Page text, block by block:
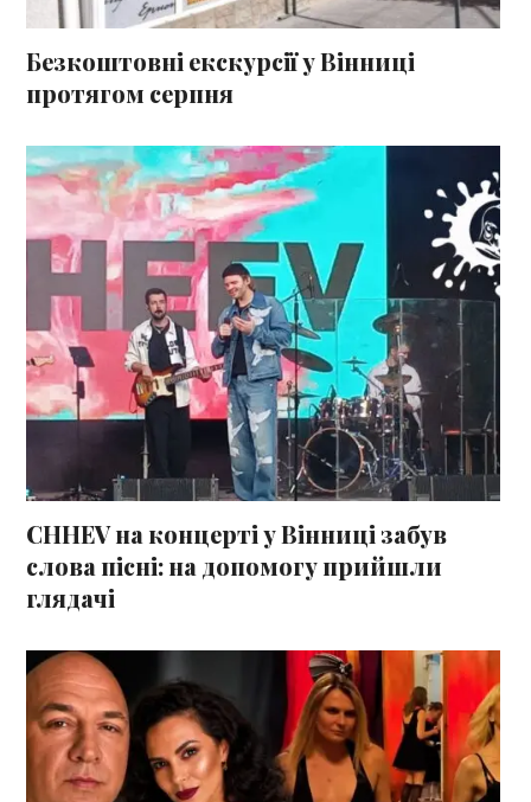
Безкоштовні екскурсії у Вінниці
протягом серпня
СHHEV на концерті у Вінниці забув
слова пісні: на допомогу прийшли
глядачі